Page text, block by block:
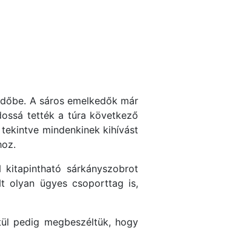
A sáros emelkedők már
tették a túra következő
mindenkinek kihívást
sárkányszobrot
olyan ügyes csoporttag is,
pedig megbeszéltük, hogy